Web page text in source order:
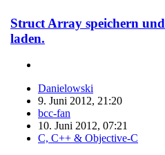
Struct Array speichern und
laden.
Danielowski
9. Juni 2012, 21:20
bcc-fan
10. Juni 2012, 07:21
C, C++ & Objective-C